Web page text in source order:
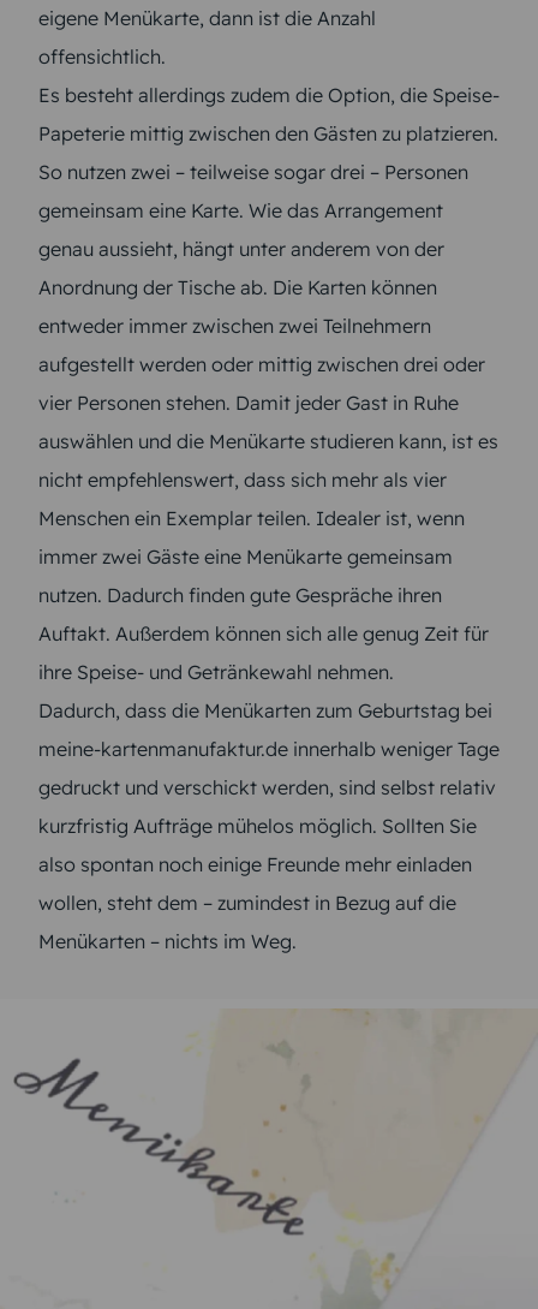
eigene Menükarte, dann ist die Anzahl
offensichtlich.
Es besteht allerdings zudem die Option, die Speise-
Papeterie mittig zwischen den Gästen zu platzieren.
So nutzen zwei – teilweise sogar drei – Personen
gemeinsam eine Karte. Wie das Arrangement
genau aussieht, hängt unter anderem von der
Anordnung der Tische ab. Die Karten können
entweder immer zwischen zwei Teilnehmern
aufgestellt werden oder mittig zwischen drei oder
vier Personen stehen. Damit jeder Gast in Ruhe
auswählen und die Menükarte studieren kann, ist es
nicht empfehlenswert, dass sich mehr als vier
Menschen ein Exemplar teilen. Idealer ist, wenn
immer zwei Gäste eine Menükarte gemeinsam
nutzen. Dadurch finden gute Gespräche ihren
Auftakt. Außerdem können sich alle genug Zeit für
ihre Speise- und Getränkewahl nehmen.
Dadurch, dass die Menükarten zum Geburtstag bei
meine-kartenmanufaktur.de innerhalb weniger Tage
gedruckt und verschickt werden, sind selbst relativ
kurzfristig Aufträge mühelos möglich. Sollten Sie
also spontan noch einige Freunde mehr einladen
wollen, steht dem – zumindest in Bezug auf die
Menükarten – nichts im Weg.